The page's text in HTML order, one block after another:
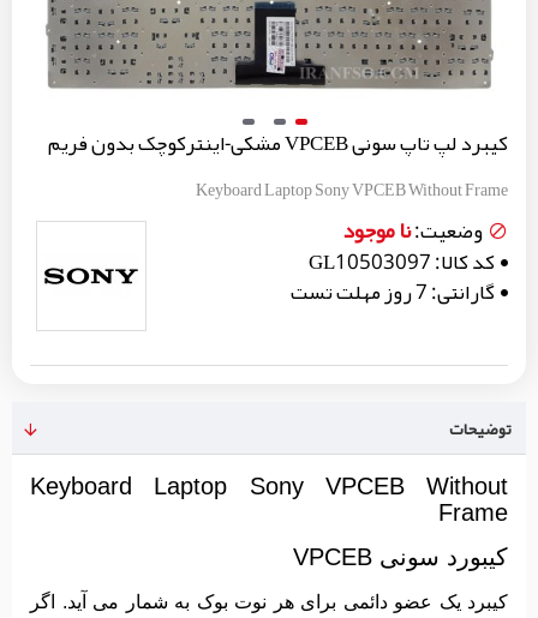
کیبرد لپ تاپ سونی VPCEB مشکی-اینترکوچک بدون فریم
Keyboard Laptop Sony VPCEB Without Frame
وضعیت:نا موجود
کد کالا:GL10503097
گارانتی:7 روز مهلت تست
توضیحات
Keyboard Laptop Sony VPCEB Without
Frame
کیبورد سونی VPCEB
کیبرد یک عضو دائمی برای هر نوت بوک به شمار می آید. اگر